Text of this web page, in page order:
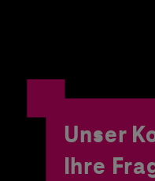
Unser
Ihre